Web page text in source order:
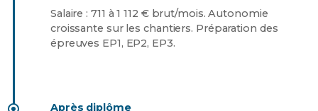
Salaire : 711 à 1 112 € brut/mois. Autonomie
croissante sur les chantiers. Préparation des
épreuves EP1, EP2, EP3.
Après diplôme